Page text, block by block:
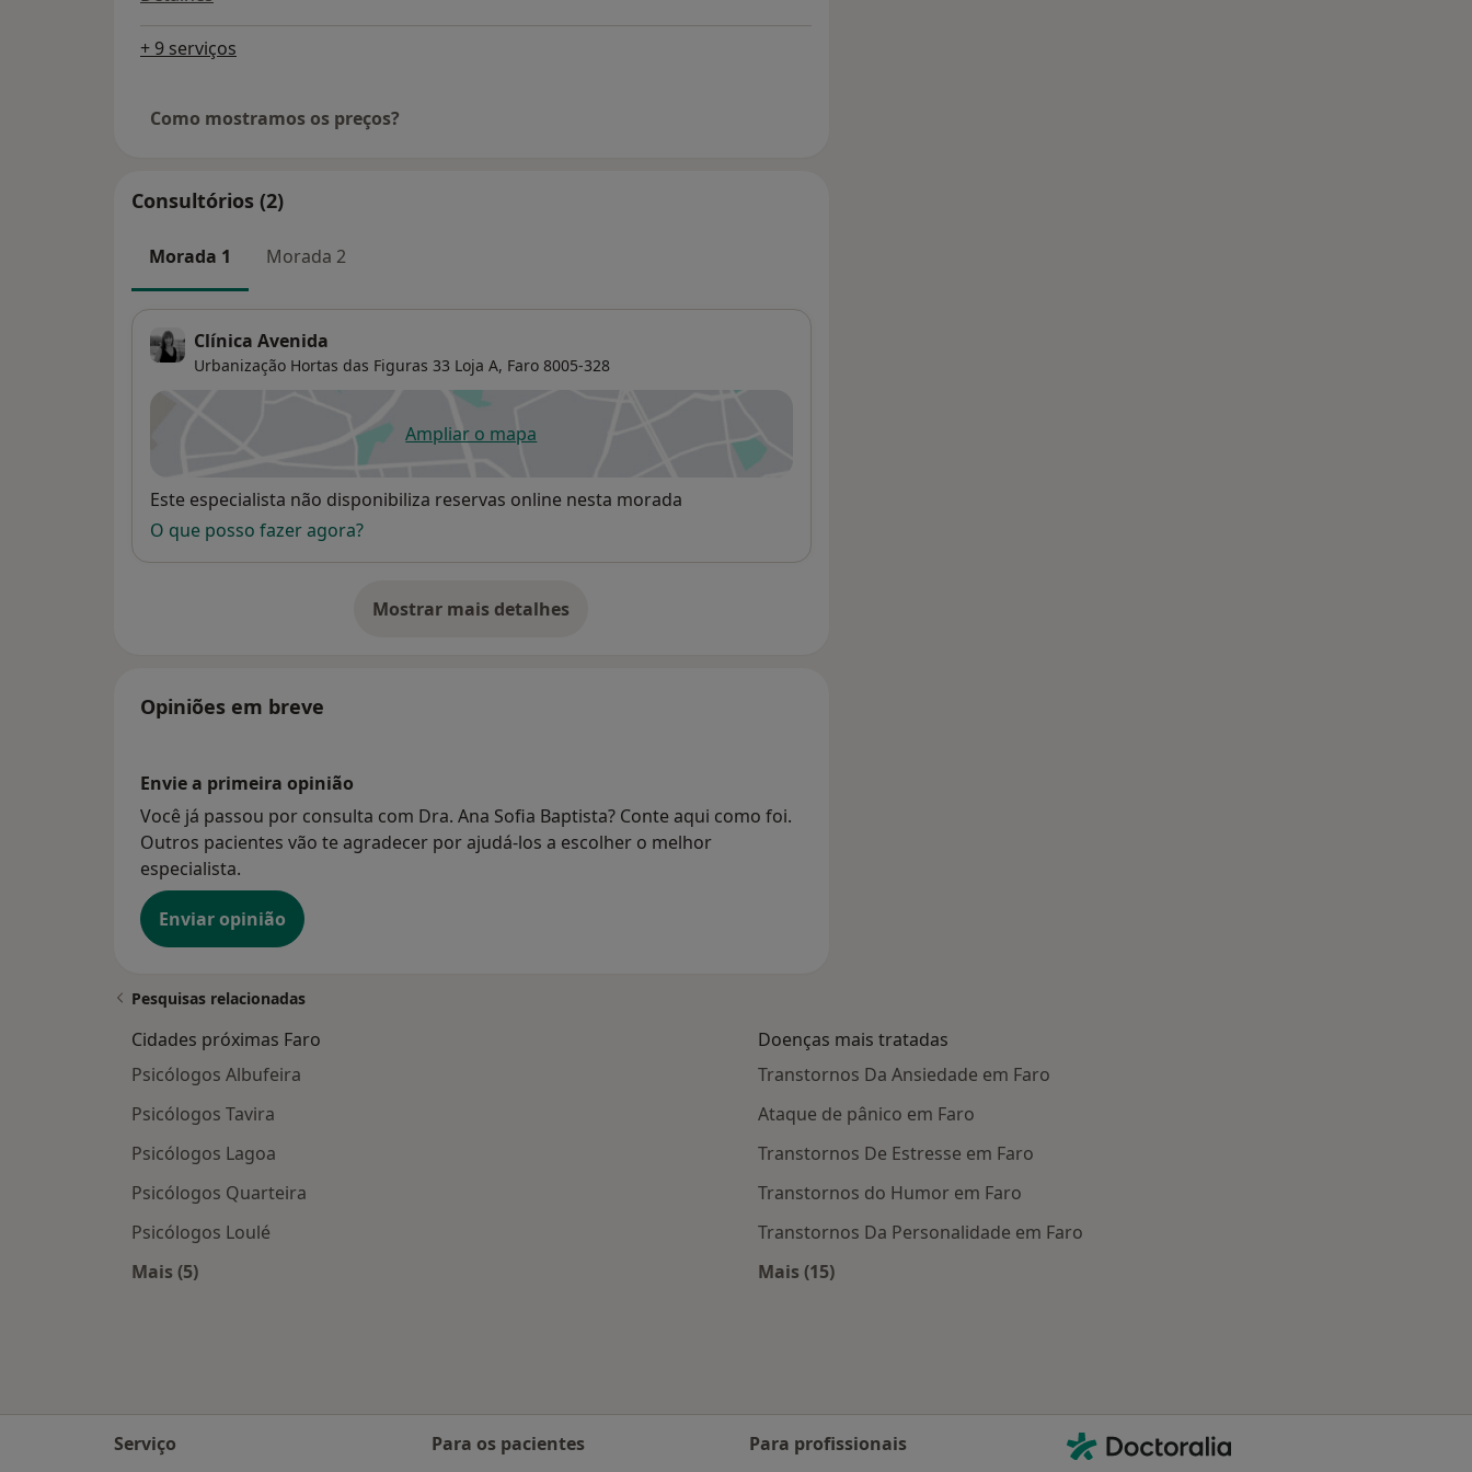
+ 9 serviços
Como mostramos os preços?
Consultórios (2)
Morada 1 Morada 2
Clínica Avenida
Urbanização Hortas das Figuras 33 Loja A, Faro 8005-328
Ampliar o mapaabre num novo separador
Disponibilidade
Este especialista não disponibiliza reservas online nesta morada
O que posso fazer agora?
Mostrar mais detalhes
sobre o endereço
Opiniões em breve
Envie a primeira opinião
Você já passou por consulta com Dra. Ana Sofia Baptista? Conte aqui como foi.
Outros pacientes vão te agradecer por ajudá-los a escolher o melhor
especialista.
Enviar opinião
Pesquisas relacionadas
Cidades próximas Faro
Psicólogos Albufeira
Psicólogos Tavira
Psicólogos Lagoa
Psicólogos Quarteira
Psicólogos Loulé
Mais (5)
Doenças mais tratadas
Transtornos Da Ansiedade em Faro
Ataque de pânico em Faro
Transtornos De Estresse em Faro
Transtornos do Humor em Faro
Transtornos Da Personalidade em Faro
Mais (15)
Serviço Para os pacientes Para profissionais Contacto
Doctoralia - Homepage